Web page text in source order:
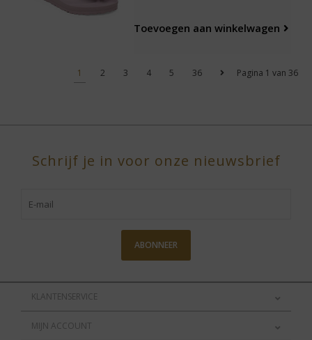
Toevoegen aan winkelwagen
Pagina 1 van 36
1 2 3 4 5 36
Schrijf je in voor onze nieuwsbrief
ABONNEER
KLANTENSERVICE
MIJN ACCOUNT